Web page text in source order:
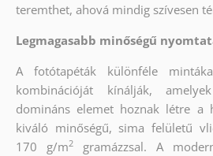
teremthet, ahová mindig szívesen
Legmagasabb minőségű
A fotótapéták különféle
kombinációját kínálják,
domináns elemet hoznak létre a
kiváló minőségű, sima felületű
170 g/m2
gramázzsal. A